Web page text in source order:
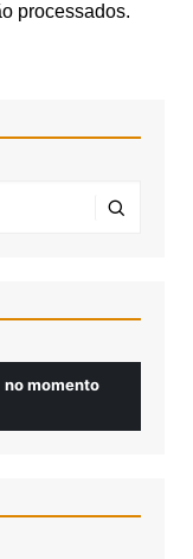
processados.